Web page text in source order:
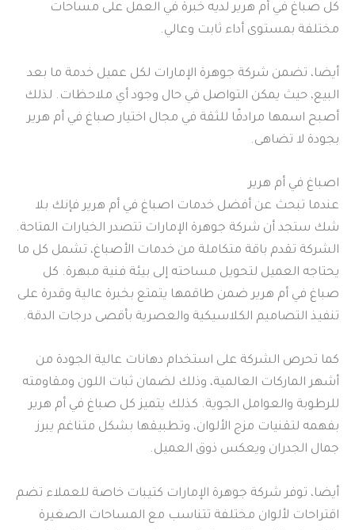
كل صباغ في أم هرير لديه خبرة في العمل على مساحات
مختلفة بمستوى أداء ثابت وعالي.
أيضا، تضمن شركة جوهرة الإمارات لكل عميل خدمة ما بعد
البيع، حيث يمكن التواصل في حال وجود أي ملاحظات. لذلك
أصبح اسمها مرادفًا للثقة في مجال اختيار صباغ في أم هرير
بجودة لا تضاهى.
اصباغ في أم هرير
عندما تبحث عن أفضل خدمات اصباغ في أم هرير فإنك بلا
شك ستجد أن شركة جوهرة الإمارات تتصدر الخيارات المتاحة.
الشركة تقدم باقة متكاملة من خدمات الأصباغ، تشمل كل ما
يحتاجه العميل لتحويل مساحته إلى بيئة فنية مبهرة. كل
صباغ في أم هرير ضمن طاقمها يتمتع بخبرة عالية وقدرة على
تنفيذ التصاميم الكلاسيكية والعصرية بأقصى درجات الدقة.
كما تحرص الشركة على استخدام دهانات عالية الجودة من
أشهر الماركات العالمية، وذلك لضمان ثبات اللون ومقاومته
للرطوبة والعوامل الجوية. كذلك يتميز كل صباغ في أم هرير
بفهمه لتقنيات مزج الألوان، وتطبيقها بشكل متناغم يبرز
جمال الجدران ويعكس ذوق العميل.
أيضا، توفر شركة جوهرة الإمارات كتيبات خاصة للعملاء تضم
اقتراحات لألوان مختلفة تتناسب مع المساحات الصغيرة